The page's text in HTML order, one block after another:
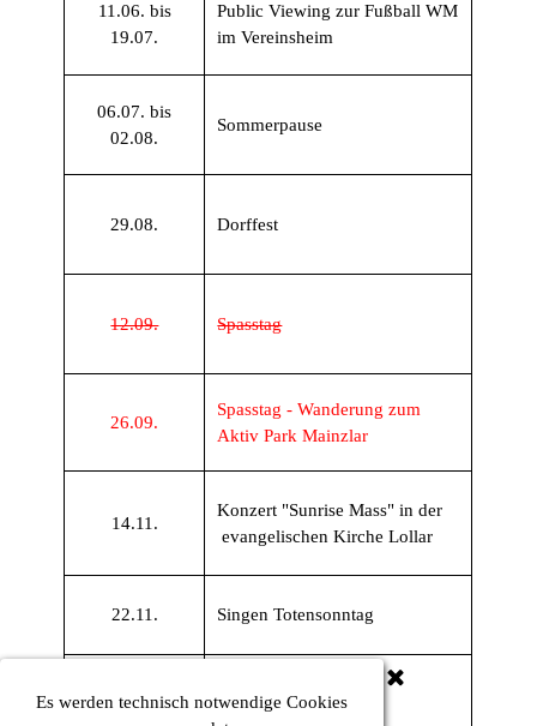
Es werden technisch notwendige Cookies
11.06. bis
19.07.
Public Viewing zur Fußball WM
im Vereinsheim
06.07. bis
02.08.
Sommerpause
29.08. Dorffest
12.09. Spasstag
26.09.
Spasstag - Wanderung zum
Aktiv Park Mainzlar
14.11.
Konzert "Sunrise Mass" in der
evangelischen Kirche Lollar
22.11. Singen Totensonntag
16.12. Letzte Probe